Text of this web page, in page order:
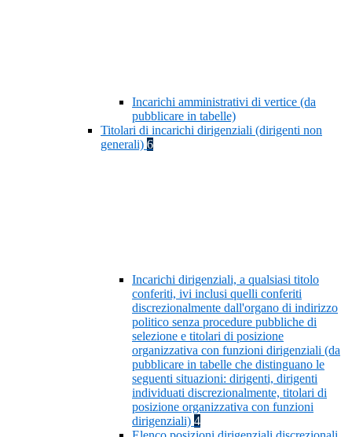
Incarichi amministrativi di vertice (da
pubblicare in tabelle)
Titolari di incarichi dirigenziali (dirigenti non
generali) 6
Incarichi dirigenziali, a qualsiasi titolo
conferiti, ivi inclusi quelli conferiti
discrezionalmente dall'organo di indirizzo
politico senza procedure pubbliche di
selezione e titolari di posizione
organizzativa con funzioni dirigenziali (da
pubblicare in tabelle che distinguano le
seguenti situazioni: dirigenti, dirigenti
individuati discrezionalmente, titolari di
posizione organizzativa con funzioni
dirigenziali) 4